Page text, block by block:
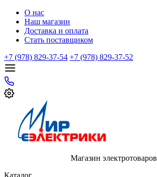
О нас
Наш магазин
Доставка и оплата
Стать поставщиком
+7 (978) 829-37-54 +7 (978) 829-37-52
Магазин электротоваров
Каталог